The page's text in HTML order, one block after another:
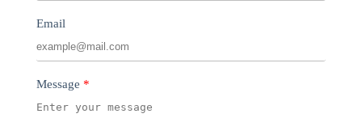
Email
Message